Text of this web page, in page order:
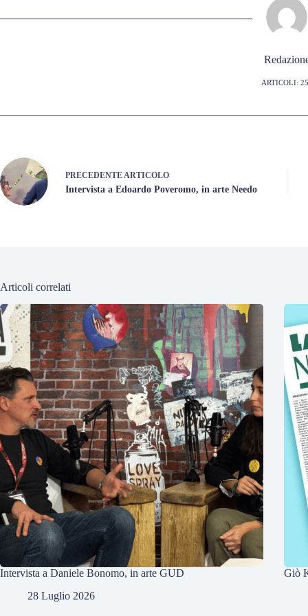
ARTICOLI:
PRECEDENTEARTICOLO
Intervista a Edoardo Poveromo, in arte Needo
Articoli correlati
Intervista a Daniele Bonomo, in arte GUD
28 Luglio 2026
Giò